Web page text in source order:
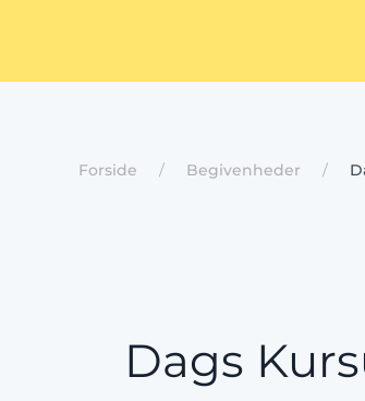
Forside Begivenheder
Dags